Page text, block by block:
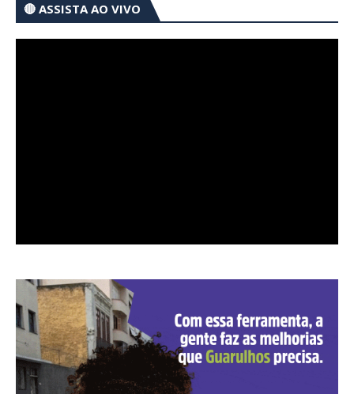
🔴 ASSISTA AO VIVO